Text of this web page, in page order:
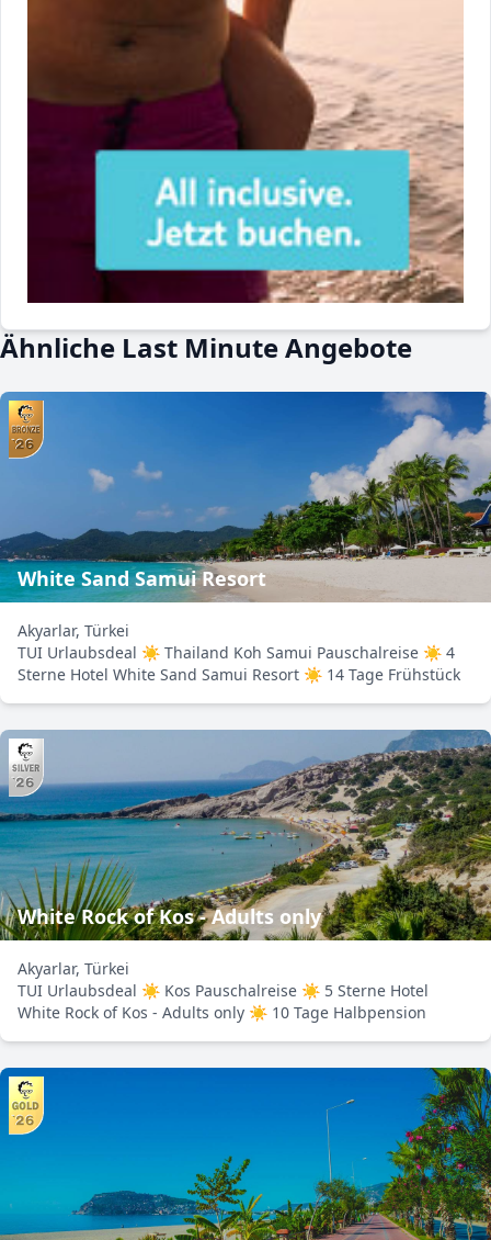
Ähnliche Last Minute Angebote
White Sand Samui Resort
Akyarlar, Türkei
TUI Urlaubsdeal ☀ Thailand Koh Samui Pauschalreise ☀ 4
Sterne Hotel White Sand Samui Resort ☀ 14 Tage Frühstück
White Rock of Kos - Adults only
Akyarlar, Türkei
TUI Urlaubsdeal ☀ Kos Pauschalreise ☀ 5 Sterne Hotel
White Rock of Kos - Adults only ☀ 10 Tage Halbpension